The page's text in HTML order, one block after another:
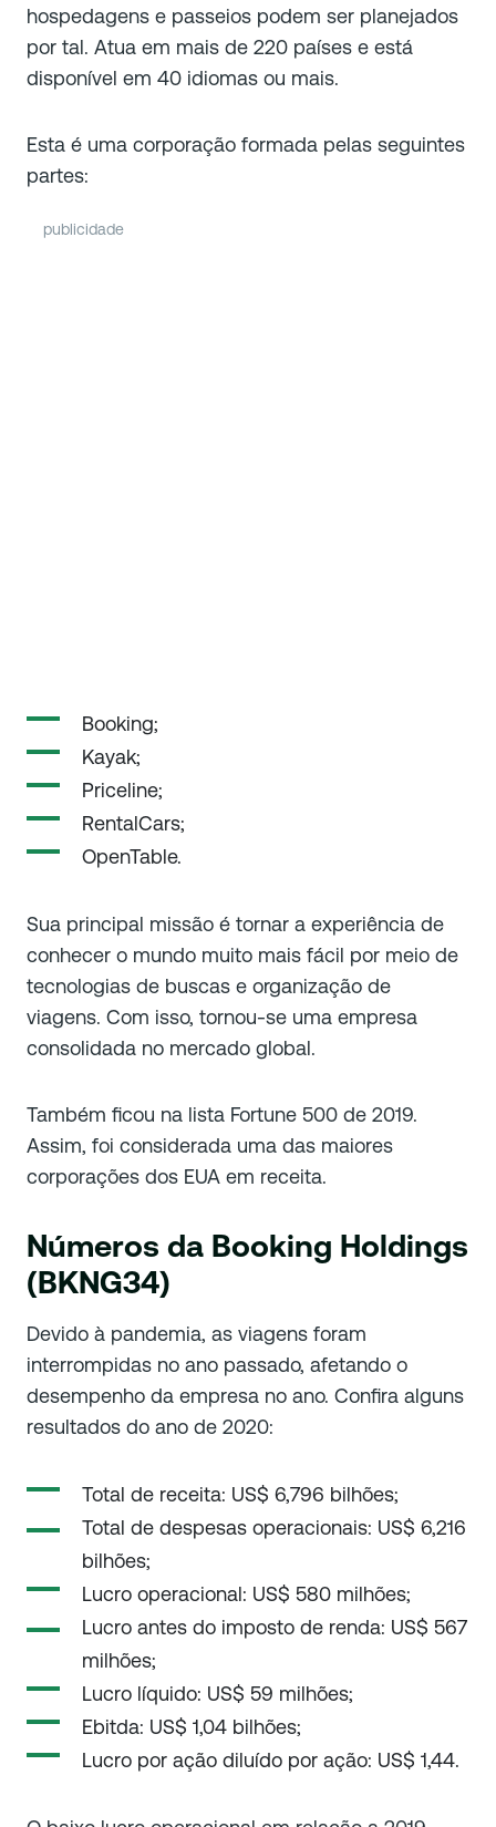
hospedagens e passeios podem ser planejados
por tal. Atua em mais de 220 países e está
disponível em 40 idiomas ou mais.
Esta é uma corporação formada pelas seguintes
partes:
publicidade
Booking;
Kayak;
Priceline;
RentalCars;
OpenTable.
Sua principal missão é tornar a experiência de
conhecer o mundo muito mais fácil por meio de
tecnologias de buscas e organização de
viagens. Com isso, tornou-se uma empresa
consolidada no mercado global.
Também ficou na lista Fortune 500 de 2019.
Assim, foi considerada uma das maiores
corporações dos EUA em receita.
Números da Booking Holdings
(BKNG34)
Devido à pandemia, as viagens foram
interrompidas no ano passado, afetando o
desempenho da empresa no ano. Confira alguns
resultados do ano de 2020:
Total de receita: US$ 6,796 bilhões;
Total de despesas operacionais: US$ 6,216
bilhões;
Lucro operacional: US$ 580 milhões;
Lucro antes do imposto de renda: US$ 567
milhões;
Lucro líquido: US$ 59 milhões;
Ebitda: US$ 1,04 bilhões;
Lucro por ação diluído por ação: US$ 1,44.